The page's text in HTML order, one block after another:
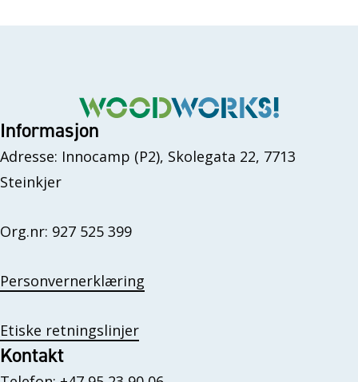
Informasjon
Adresse: Innocamp (P2), Skolegata 22, 7713
Steinkjer
Org.nr: 927 525 399
Personvernerklæring
Etiske retningslinjer
Kontakt